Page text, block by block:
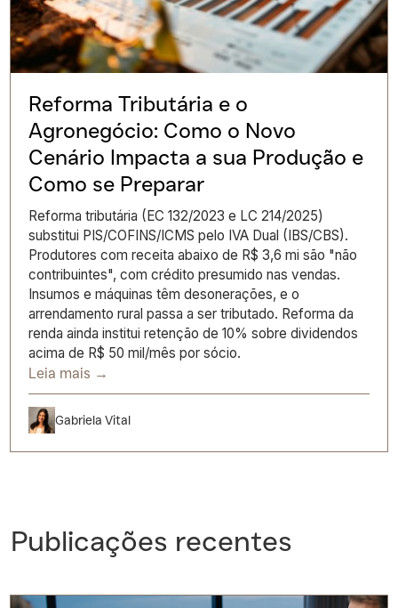
Reforma Tributária e o
Agronegócio: Como o Novo
Cenário Impacta a sua Produção e
Como se Preparar
Reforma tributária (EC 132/2023 e LC 214/2025)
substitui PIS/COFINS/ICMS pelo IVA Dual (IBS/CBS).
Produtores com receita abaixo de R$ 3,6 mi são "não
contribuintes", com crédito presumido nas vendas.
Insumos e máquinas têm desonerações, e o
arrendamento rural passa a ser tributado. Reforma da
renda ainda institui retenção de 10% sobre dividendos
acima de R$ 50 mil/mês por sócio.
Leia mais →
Gabriela Vital
Publicações recentes